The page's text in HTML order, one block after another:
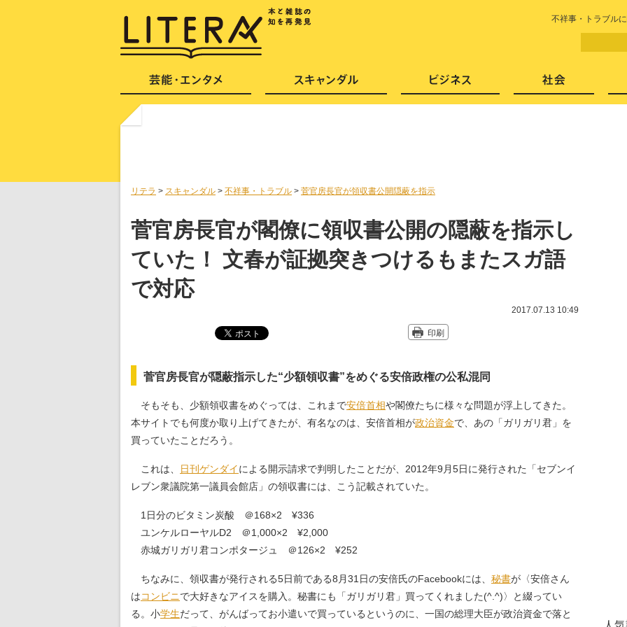
不祥事・トラブル
リテラ > スキャンダル > 不祥事・トラブル > 菅官房長官が領収書公開隠蔽を指示
菅官房長官が閣僚に領収書公開の隠蔽を指示し
ていた！ 文春が証拠突きつけるもまたスガ語
で対応
2017.07.13 10:49
印刷
菅官房長官が隠蔽指示した“少額領収書”をめぐる安倍政権の公私混同
そもそも、少額領収書をめぐっては、これまで安倍首相や閣僚たちに様々な問題が浮上してきた。
本サイトでも何度か取り上げてきたが、有名なのは、安倍首相が政治資金で、あの「ガリガリ君」を
買っていたことだろう。
これは、 日刊ゲンダイによる開示請求で判明したことだが、2012年9月5日に発行された「セブンイ
レブン衆議院第一議員会館店」の領収書には、こう記載されていた。
1日分のビタミン炭酸 ＠168×2 ¥336
ユンケルローヤルD2 ＠1,000×2 ¥2,000
赤城ガリガリ君コンポタージュ ＠126×2 ¥252
ちなみに、領収書が発行される5日前である8月31日の安倍氏のFacebookには、 秘書が〈安倍さん
はコンビニで大好きなアイスを購入。秘書にも「ガリガリ君」買ってくれました(^.^)〉と綴ってい
る。小学生だって、がんばってお小遣いで買っているというのに、一国の総理大臣が政治資金で落と
芸能・エンタメ スキャンダル